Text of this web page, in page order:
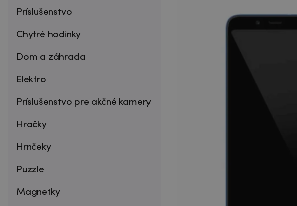
Príslušenstvo
Chytré hodinky
Dom a záhrada
Elektro
Príslušenstvo pre akčné kamery
Hračky
Hrnčeky
Puzzle
Magnetky